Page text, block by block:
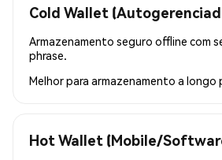
Cold Wallet
Armazenamento seguro offline com
phrase.
Melhor para armazenamento a longo
Hot Wallet (Mobile/